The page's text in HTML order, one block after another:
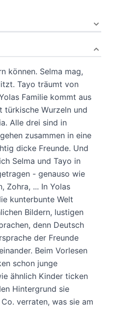
können. Selma mag,
Tayo träumt von
Familie kommt aus
türkische Wurzeln und
Alle drei sind in
zusammen in eine
dicke Freunde. Und
Selma und Tayo in
- genauso wie
Zohra, ... In Yolas
kunterbunte Welt
Bildern, lustigen
denn Deutsch
der Freunde
Beim Vorlesen
schon junge
ähnlich Kinder ticken
Hintergrund sie
verraten, was sie am